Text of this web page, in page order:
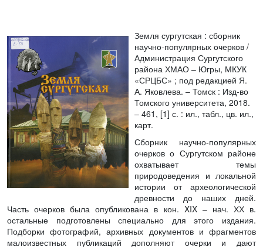
Земля сургутская : сборник
научно-популярных очерков /
Администрация Сургутского
района ХМАО – Югры, МКУК
«СРЦБС» ; под редакцией Я.
А. Яковлева. – Томск : Изд-во
Томского университета, 2018.
– 461, [1] с. : ил., табл., цв. ил.,
карт.
Сборник научно-популярных
очерков о Сургутском районе
охватывает темы
природоведения и локальной
истории от археологической
древности до наших дней.
Часть очерков была опубликована в кон. XIX – нач. ХХ в.
остальные подготовлены специально для этого издания.
Подборки фотографий, архивных документов и фрагментов
малоизвестных публикаций дополняют очерки и дают